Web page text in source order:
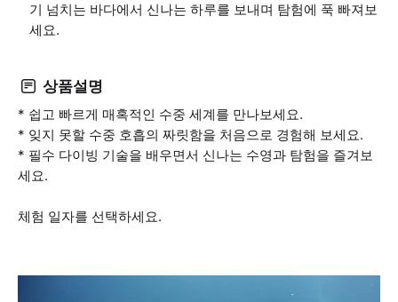
기 넘치는 바다에서 신나는 하루를 보내며 탐험에 푹 빠져보
세요.
상품설명
* 쉽고 빠르게 매혹적인 수중 세계를 만나보세요.
* 잊지 못할 수중 호흡의 짜릿함을 처음으로 경험해 보세요.
* 필수 다이빙 기술을 배우면서 신나는 수영과 탐험을 즐겨보
세요.
체험 일자를 선택하세요.